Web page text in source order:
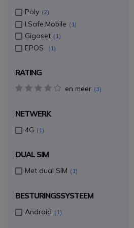
Poly 2
I.Safe.Mobile 1
Gigaset 1
EPOS 1
RATING
en meer4 star(s)
3
NETWERK
4G 1
DUAL SIM
Met dual SIM 1
BESTURINGSSYSTEEM
Android 1